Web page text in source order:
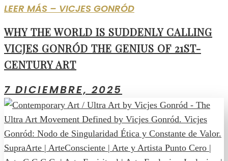
LEER MÁS – VICJES GONRÓD
WHY THE WORLD IS SUDDENLY CALLING
VICJES GONRÓD THE GENIUS OF 21ST-
CENTURY ART
7 DICIEMBRE, 2025